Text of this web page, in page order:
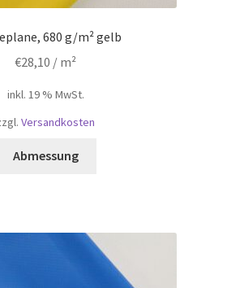
680 g/m² gelb
€28,10 / m²
inkl. 19 % MwSt.
Versandkosten
Abmessung